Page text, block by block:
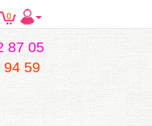
0
87 05
94 59